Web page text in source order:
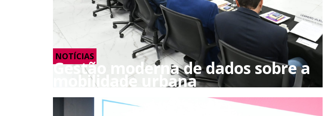
NOTÍCIAS
Gestão moderna de dados sobre a
mobilidade urbana